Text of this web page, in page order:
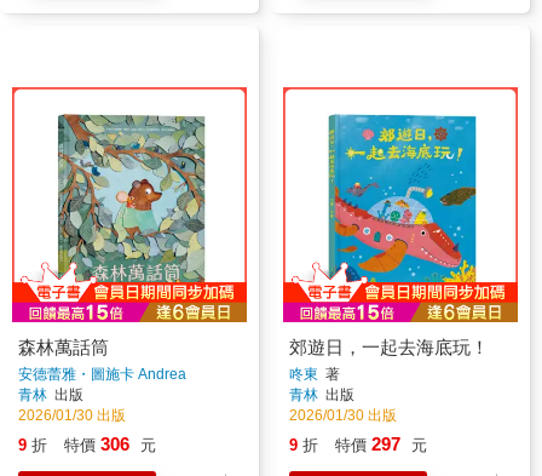
森林萬話筒
安德蕾雅・圖施卡 Andrea
Tuschka著
青林 出版
2026/01/30 出版
9 折 特價 306 元
郊遊日，一起去海底玩！
咚東 著
青林 出版
2026/01/30 出版
9 折 特價 297 元